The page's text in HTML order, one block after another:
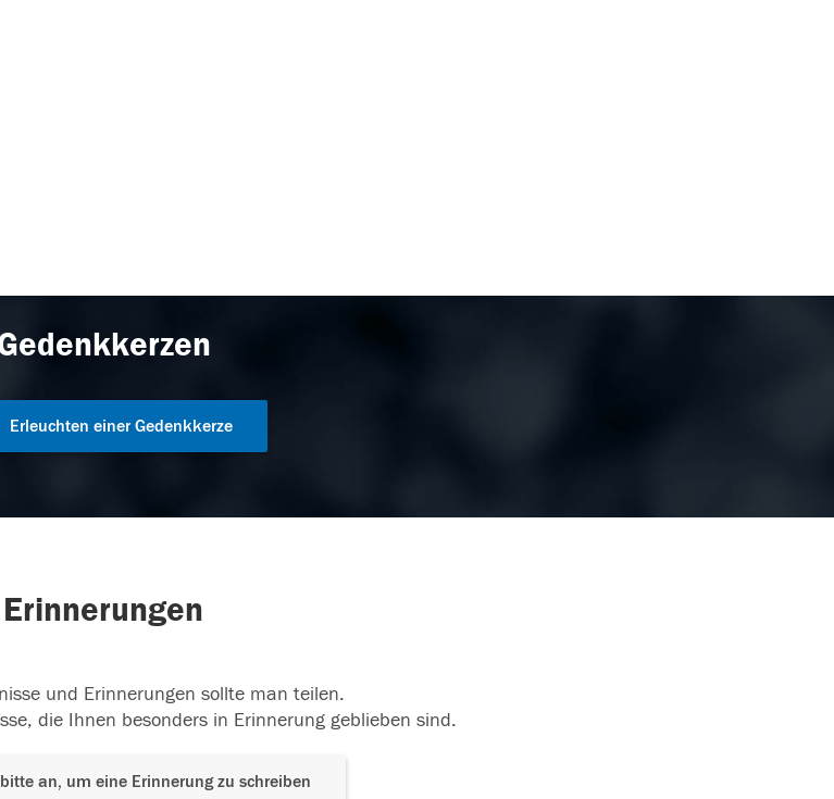
Erleuchten einer Gedenkkerze
Erinnerungen
und Erinnerungen sollte man teilen.
die Ihnen besonders in Erinnerung geblieben sind.
an, um eine Erinnerung zu schreiben